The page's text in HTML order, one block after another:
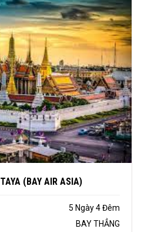
(BAY AIR ASIA)
5 Ngày 4 Đêm
BAY THẲNG